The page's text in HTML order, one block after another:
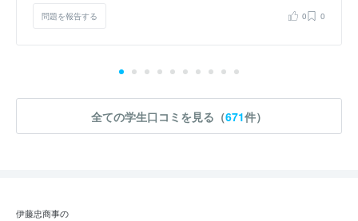
問題を報告する 0 0
全ての学生口コミを見る（671件）
伊藤忠商事の